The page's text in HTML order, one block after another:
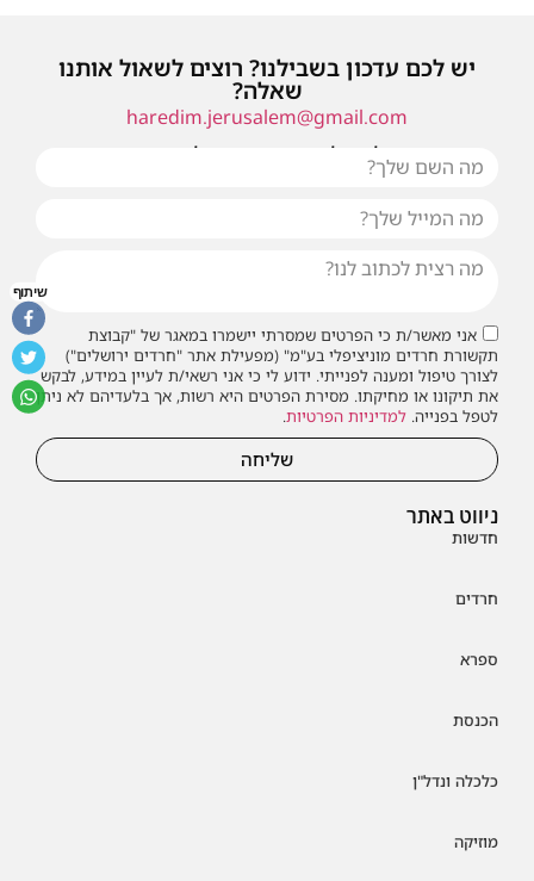
ניווט באתר
חדשות
חרדים
ספרא
הכנסת
כלכלה ונדל"ן
מוזיקה
יש לכם עדכון בשבילנו? רוצים לשאול אותנו
שאלה?
haredim.jerusalem@gmail.com
או שילחו אלינו פנייה ונחזור אליכם בהקדם
אני מאשר/ת כי הפרטים שמסרתי יישמרו במאגר של "קבוצת
תקשורת חרדים מוניציפלי בע"מ" (מפעילת אתר "חרדים ירושלים")
לצורך טיפול ומענה לפנייתי. ידוע לי כי אני רשאי/ת לעיין במידע, לבקש
את תיקונו או מחיקתו. מסירת הפרטים היא רשות, אך בלעדיהם לא ניתן
לטפל בפנייה. למדיניות הפרטיות.
שליחה
שיתוף